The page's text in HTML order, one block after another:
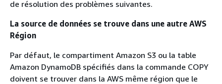
de résolution des problèmes suivantes.
La source de données se trouve dans une autre AWS
Région
Par défaut, le compartiment Amazon S3 ou la table
Amazon DynamoDB spécifiés dans la commande COPY
doivent se trouver dans la AWS même région que le